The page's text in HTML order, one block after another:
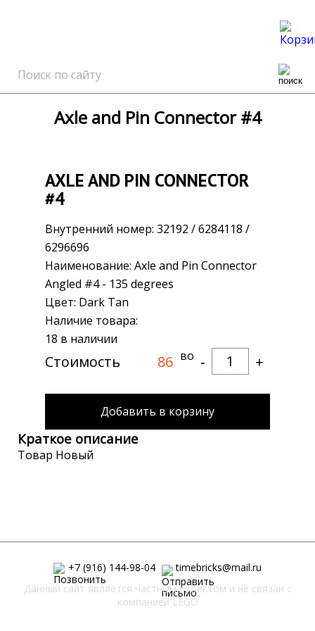
0
Axle and Pin Connector #4
AXLE AND PIN CONNECTOR
#4
Внутренний номер: 32192 / 6284118 /
6296696
Наименование: Axle and Pin Connector
Angled #4 - 135 degrees
Цвет: Dark Tan
Наличие товара:
18 в наличии
Стоимость 86
Количество - +
Добавить в корзину
Краткое описание
Товар Новый
+7 (916) 144-98-04
timebricks@mail.ru
Данный сайт является частным проектом и не связан с
компанией LEGO